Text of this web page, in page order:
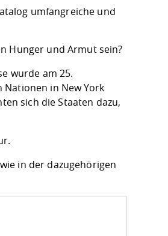
umfangreiche und
Hunger und Armut sein?
wurde am 25.
in New York
sich die Staaten dazu,
in der dazugehörigen